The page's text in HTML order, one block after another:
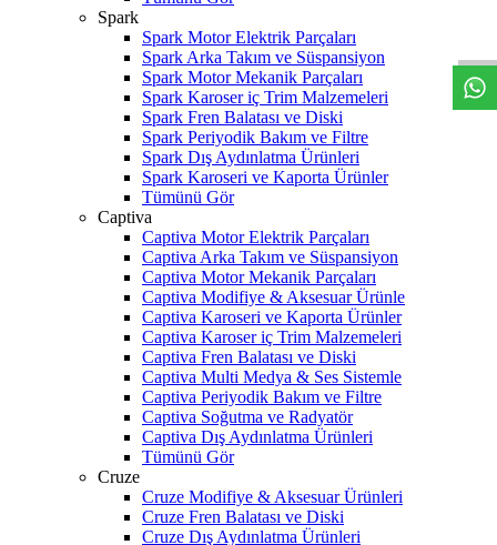
Spark
Spark Motor Elektrik Parçaları
Spark Arka Takım ve Süspansiyon
Spark Motor Mekanik Parçaları
Spark Karoser iç Trim Malzemeleri
Spark Fren Balatası ve Diski
Spark Periyodik Bakım ve Filtre
Spark Dış Aydınlatma Ürünleri
Spark Karoseri ve Kaporta Ürünler
Tümünü Gör
Captiva
Captiva Motor Elektrik Parçaları
Captiva Arka Takım ve Süspansiyon
Captiva Motor Mekanik Parçaları
Captiva Modifiye & Aksesuar Ürünle
Captiva Karoseri ve Kaporta Ürünler
Captiva Karoser iç Trim Malzemeleri
Captiva Fren Balatası ve Diski
Captiva Multi Medya & Ses Sistemle
Captiva Periyodik Bakım ve Filtre
Captiva Soğutma ve Radyatör
Captiva Dış Aydınlatma Ürünleri
Tümünü Gör
Cruze
Cruze Modifiye & Aksesuar Ürünleri
Cruze Fren Balatası ve Diski
Cruze Dış Aydınlatma Ürünleri